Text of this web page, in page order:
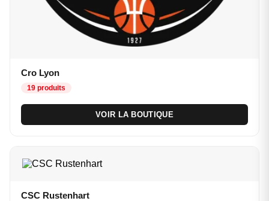
Cro Lyon
19 produits
VOIR LA BOUTIQUE
CSC Rustenhart